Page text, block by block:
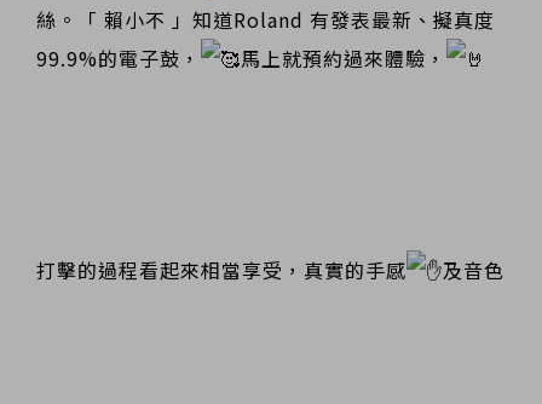
絲。「 賴小不 」知道Roland 有發表最新、擬真度
99.9%的電子鼓，
馬上就預約過來體驗，
打擊的過程看起來相當享受，真實的手感 及音色